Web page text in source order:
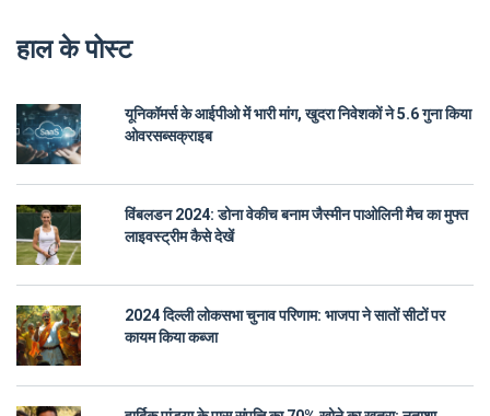
हाल के पोस्ट
यूनिकॉमर्स के आईपीओ में भारी मांग, खुदरा निवेशकों ने 5.6 गुना किया
ओवरसब्सक्राइब
विंबलडन 2024: डोना वेकीच बनाम जैस्मीन पाओलिनी मैच का मुफ्त
लाइवस्ट्रीम कैसे देखें
2024 दिल्ली लोकसभा चुनाव परिणाम: भाजपा ने सातों सीटों पर
कायम किया कब्जा